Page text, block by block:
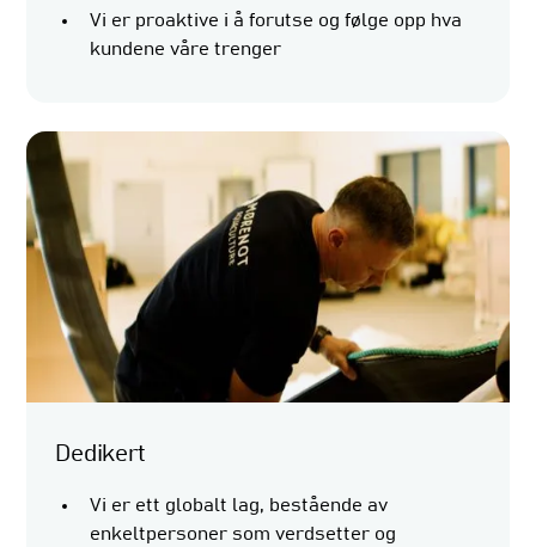
Vi er proaktive i å forutse og følge opp hva
kundene våre trenger
Dedikert
Vi er ett globalt lag, bestående av
enkeltpersoner som verdsetter og